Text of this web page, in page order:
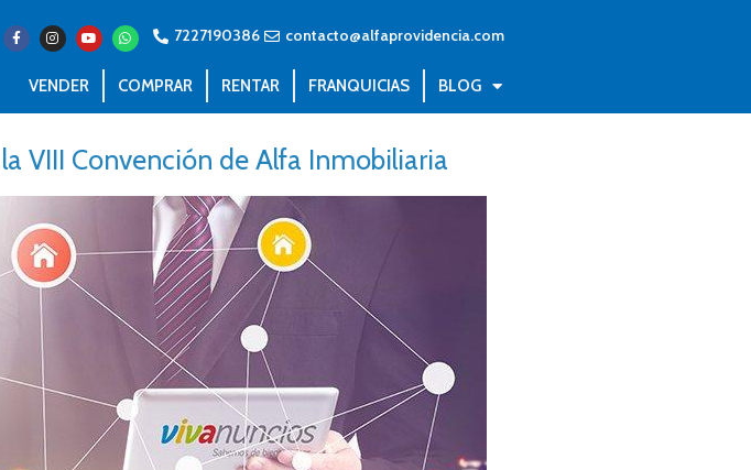
7227190386 contacto@alfaprovidencia.com
VENDER COMPRAR RENTAR FRANQUICIAS BLOG
VIII Convención de Alfa Inmobiliaria